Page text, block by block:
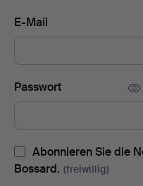
E-Mail
Passwort
Abonnieren Sie die
Bossard. (freiwillig)